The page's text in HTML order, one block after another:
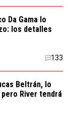
Da Gama lo
los detalles
133
Beltrán, lo
River tendrá